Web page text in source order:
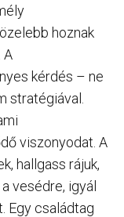
hoznak
A
kérdés – ne
stratégiával.
viszonyodat. A
hallgass rájuk,
vesédre, igyál
Egy családtag